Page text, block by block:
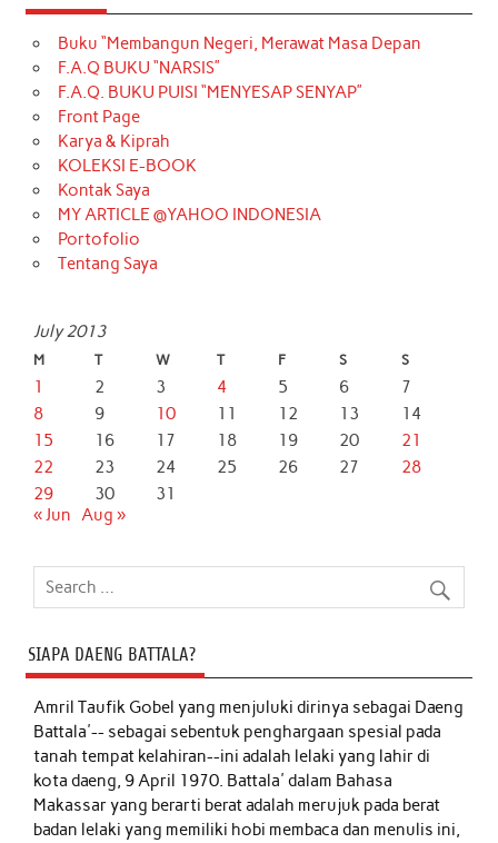
Buku “Membangun Negeri, Merawat Masa Depan
F.A.Q BUKU “NARSIS”
F.A.Q. BUKU PUISI “MENYESAP SENYAP”
Front Page
Karya & Kiprah
KOLEKSI E-BOOK
Kontak Saya
MY ARTICLE @YAHOO INDONESIA
Portofolio
Tentang Saya
July 2013
M T W T F S S
1 2 3 4 5 6
7
8
9 10 11 12 13
14
15
16 17 18 19 20
21
22
23 24 25 26 27
28
29
30
31
« Jun Aug »
SIAPA DAENG BATTALA?
Amril Taufik Gobelyang menjuluki dirinya sebagai Daeng
Battala'-- sebagai sebentuk penghargaan spesial pada
tanah tempat kelahiran--ini adalah lelaki yang lahir di
kota daeng, 9 April 1970. Battala' dalam Bahasa
Makassar yang berarti berat adalah merujuk pada berat
badan lelaki yang memiliki hobi membaca dan menulis ini,